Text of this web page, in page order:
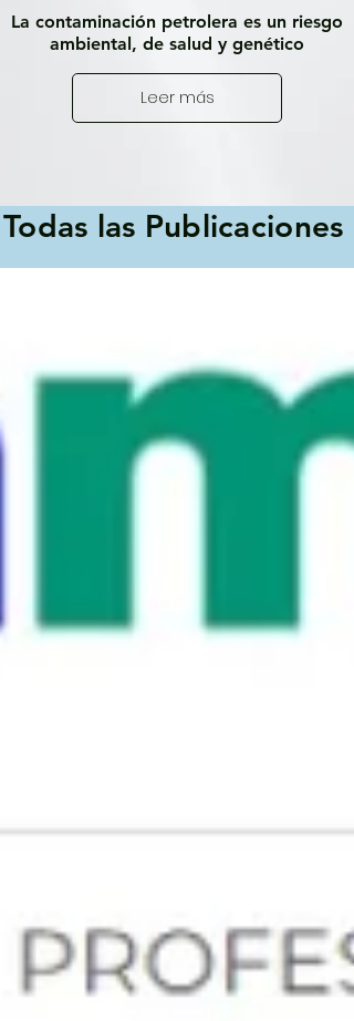
La contaminación petrolera es un riesgo
ambiental, de salud y genético
Leer más
Todas las Publicaciones